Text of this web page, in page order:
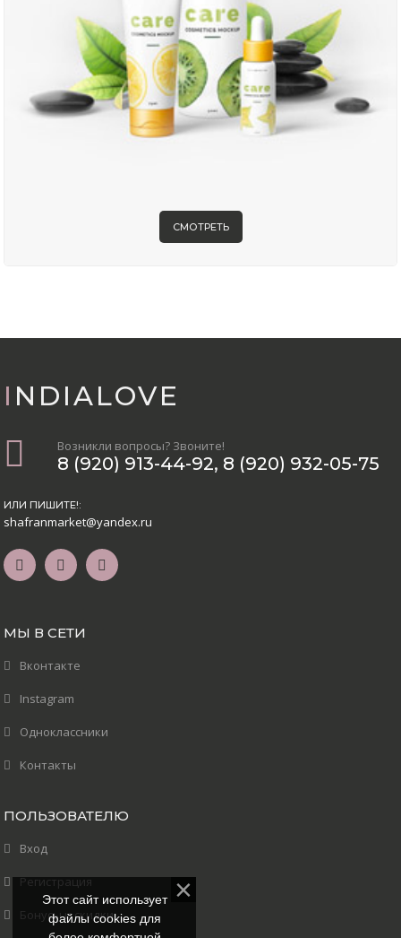
СМОТРЕТЬ
INDIALOVE
Возникли вопросы? Звоните!
8 (920) 913-44-92, 8 (920) 932-05-75
ИЛИ ПИШИТЕ!:
shafranmarket@yandex.ru
МЫ В СЕТИ
Вконтакте
Instagram
Одноклассники
Контакты
ПОЛЬЗОВАТЕЛЮ
Вход
Регистрация
Бонусы и скидки
Этот сайт использует
файлы cookies для